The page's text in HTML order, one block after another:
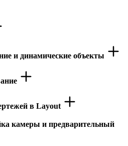
и динамические объекты
в Layout
камеры и предварительный